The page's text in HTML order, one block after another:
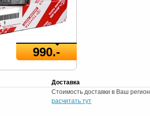
990.-
Доставка
Стоимость доставки в Ваш регион
расчитать тут